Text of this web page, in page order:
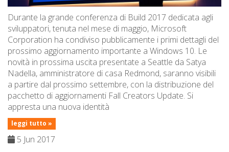
Durante la grande conferenza di Build 2017 dedicata agli
sviluppatori, tenuta nel mese di maggio, Microsoft
Corporation ha condiviso pubblicamente i primi dettagli del
prossimo aggiornamento importante a Windows 10. Le
novità in prossima uscita presentate a Seattle da Satya
Nadella, amministratore di casa Redmond, saranno visibili
a partire dal prossimo settembre, con la distribuzione del
pacchetto di aggiornamenti Fall Creators Update. Si
appresta una nuova identità
leggi tutto »
5 Jun 2017